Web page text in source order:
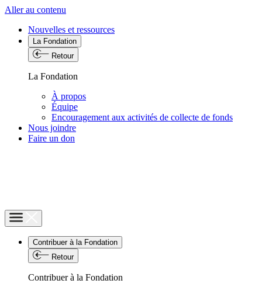
Aller au contenu
Nouvelles et ressources
La Fondation
Retour
La Fondation
À propos
Équipe
Encouragement aux activités de collecte de fonds
Nous joindre
Faire un don
Contribuer à la Fondation
Retour
Contribuer à la Fondation